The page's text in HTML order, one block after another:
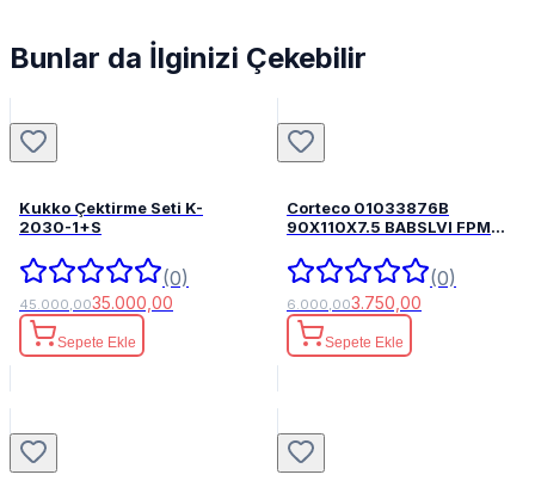
Bunlar da İlginizi Çekebilir
Kukko Çektirme Seti K-
2030-1+S
(0)
45.000,0035.000,00
Sepete Ekle
Corteco 01033876B
90X110X7.5 BABSLVI FPM
(0)
6.000,003.750,00
Sepete Ekle